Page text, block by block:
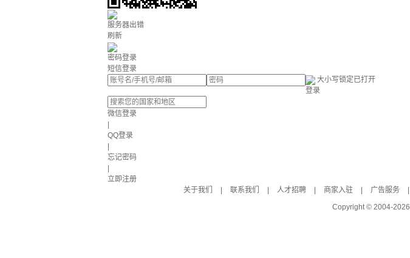
服务器出错
刷新
密码登录
短信登录
大小写锁定已打开
登录
微信登录
QQ登录
忘记密码
立即注册
关于我们
联系我们 人才招聘 商家入驻 广告服务
Copyright © 2004-2026